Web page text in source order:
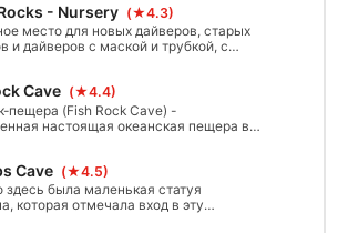
Находясь дальше от моря, она также
прекрасным местом для наблюдения
и другими крупными пелагическими
обитателями. Максимальная глубина
аллее.
- Nursery (★4.3)
место для новых дайверов, старых
и дайверов с маской и трубкой, с
Cave (★4.4)
пещера (Fish Rock Cave) -
настоящая океанская пещера в
на пути EAC (Восточно-
течения), которое обычно
это место теплой прозрачной водой,
с собой огромное разнообразие
Cave (★4.5)
здесь была маленькая статуя
которая отмечала вход в эту